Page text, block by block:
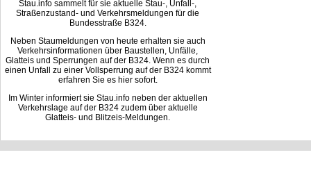
Stau.info sammelt für sie aktuelle Stau-, Unfall-,
Straßenzustand- und Verkehrsmeldungen für die
Bundesstraße B324.
Neben Staumeldungen von heute erhalten sie auch
Verkehrsinformationen über Baustellen, Unfälle,
Glatteis und Sperrungen auf der B324. Wenn es durch
einen Unfall zu einer Vollsperrung auf der B324 kommt
erfahren Sie es hier sofort.
Im Winter informiert sie Stau.info neben der aktuellen
Verkehrslage auf der B324 zudem über aktuelle
Glatteis- und Blitzeis-Meldungen.